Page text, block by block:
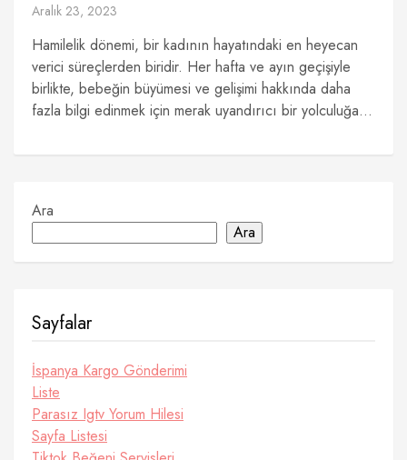
Aralık 23, 2023
Hamilelik dönemi, bir kadının hayatındaki en heyecan
verici süreçlerden biridir. Her hafta ve ayın geçişiyle
birlikte, bebeğin büyümesi ve gelişimi hakkında daha
fazla bilgi edinmek için merak uyandırıcı bir yolculuğa...
Ara
Ara
Sayfalar
İspanya Kargo Gönderimi
Liste
Parasız Igtv Yorum Hilesi
Sayfa Listesi